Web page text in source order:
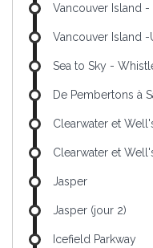
Vancouver Island -
Vancouver Island
Sea to Sky -
De Pembertons à
Clearwater et
Clearwater et
Jasper
Jasper (jour 2)
Icefield Parkway